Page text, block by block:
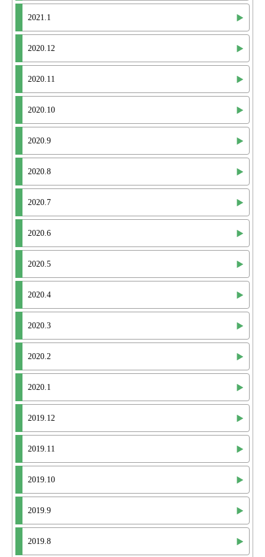
2021.1
2020.12
2020.11
2020.10
2020.9
2020.8
2020.7
2020.6
2020.5
2020.4
2020.3
2020.2
2020.1
2019.12
2019.11
2019.10
2019.9
2019.8